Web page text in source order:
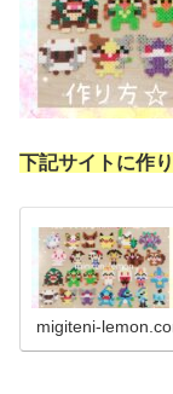
下記サイトに作
migiteni-